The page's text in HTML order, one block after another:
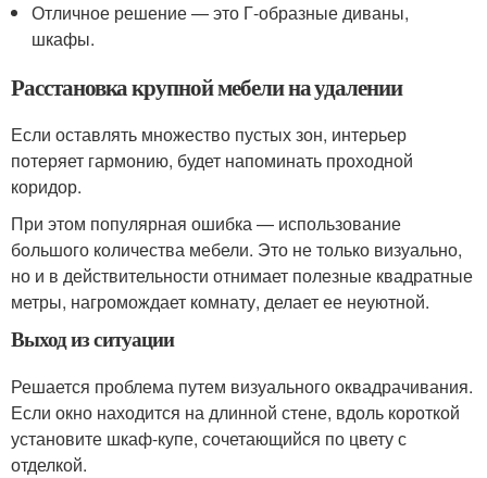
Отличное решение — это Г-образные диваны,
шкафы.
Расстановка крупной мебели на удалении
Если оставлять множество пустых зон, интерьер
потеряет гармонию, будет напоминать проходной
коридор.
При этом популярная ошибка — использование
большого количества мебели. Это не только визуально,
но и в действительности отнимает полезные квадратные
метры, нагромождает комнату, делает ее неуютной.
Выход из ситуации
Решается проблема путем визуального оквадрачивания.
Если окно находится на длинной стене, вдоль короткой
установите шкаф-купе, сочетающийся по цвету с
отделкой.